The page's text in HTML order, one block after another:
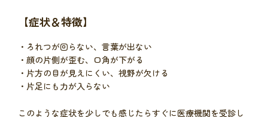
【症状＆特徴】
・ろれつが回らない、言葉が出ない
・顔の片側が歪む、口角が下がる
・片方の目が見えにくい、視野が欠ける
・片足にも力が入らない
このような症状を少しでも感じたらすぐに医療機関を受診し